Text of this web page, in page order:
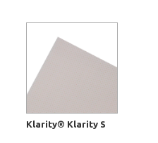
Klarity® Klarity S